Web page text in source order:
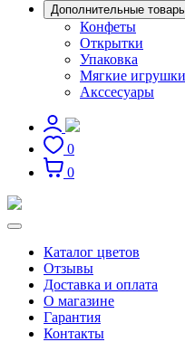
Дополнительные
Конфеты
Открытки
Упаковка
Мягкие игрушки
Акссесуары
0
0
Каталог цветов
Отзывы
Доставка и оплата
О магазине
Гарантия
Контакты